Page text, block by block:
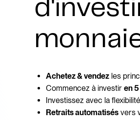
Achetez & vendez les
Commencez à investir en
Investissez avec la
Retraits automatisés vers